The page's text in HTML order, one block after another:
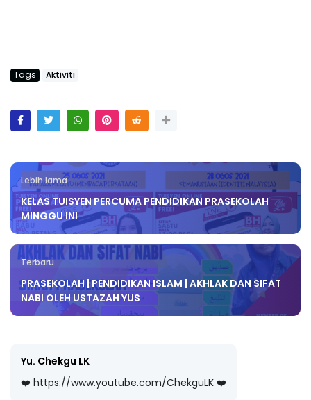
Tags Aktiviti
Lebih lama
KELAS TUISYEN PERCUMA PENDIDIKAN PRASEKOLAH
MINGGU INI
Terbaru
PRASEKOLAH | PENDIDIKAN ISLAM | AKHLAK DAN SIFAT
NABI OLEH USTAZAH YUS
Yu. Chekgu LK
❤️ https://www.youtube.com/ChekguLK ❤️